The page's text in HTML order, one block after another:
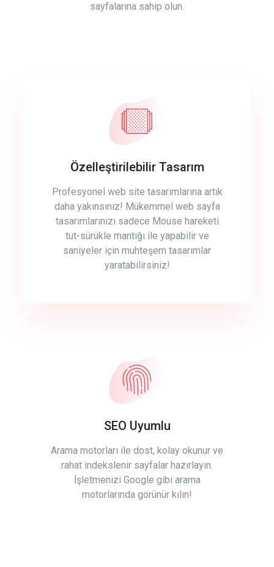
sayfalarına sahip olun.
Özelleştirilebilir Tasarım
Profesyonel web site tasarımlarına artık
daha yakınsınız! Mükemmel web sayfa
tasarımlarınızı sadece Mouse hareketi
tut-sürükle mantığı ile yapabilir ve
saniyeler için muhteşem tasarımlar
yaratabilirsiniz!
SEO Uyumlu
Arama motorları ile dost, kolay okunur ve
rahat indekslenir sayfalar hazırlayın.
İşletmenizi Google gibi arama
motorlarında görünür kılın!